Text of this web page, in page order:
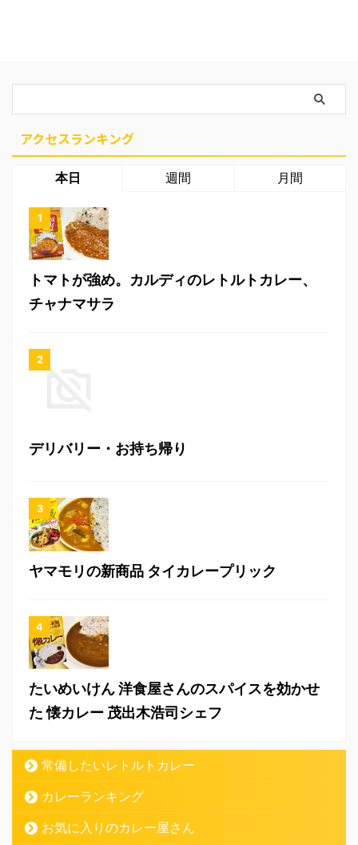
アクセスランキング
本日 週間 月間
トマトが強め。カルディのレトルトカレー、
チャナマサラ
デリバリー・お持ち帰り
ヤマモリの新商品 タイカレープリック
たいめいけん 洋食屋さんのスパイスを効かせ
た 懐カレー 茂出木浩司シェフ
常備したいレトルトカレー
カレーランキング
お気に入りのカレー屋さん